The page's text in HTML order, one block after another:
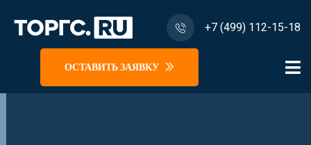
+7 (499) 112-15-18
ОСТАВИТЬ ЗАЯВКУ